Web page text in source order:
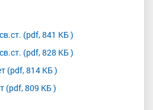
(pdf, 841 КБ )
(pdf, 828 КБ )
(pdf, 814 КБ )
(pdf, 809 КБ )